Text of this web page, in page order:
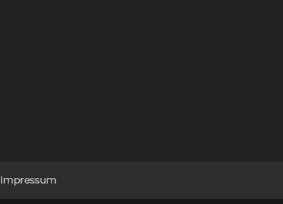
Impressum